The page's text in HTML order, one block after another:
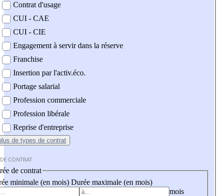
Contrat d'usage
CUI - CAE
CUI - CIE
Engagement à servir dans la réserve
Franchise
Insertion par l'activ.éco.
Portage salarial
Profession commerciale
Profession libérale
Reprise d'entreprise
de types de contrat
CONTRAT
de contrat
minimale (en mois) Durée maximale (en mois)
mois